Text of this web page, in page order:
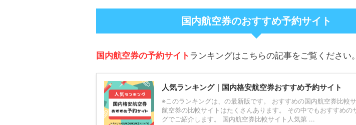
国内航空券のおすすめ予約サイト
国内航空券の予約サイト ランキングはこちらの記事をご覧ください。
人気ランキング｜国内格安航空券おすすめ予約サイト
※このランキングは、の最新版です。 おすすめの国内航空券比較
航空券の比較サイトはたくさんあります。 その中でもおすすめの
グでご紹介します。 国内航空券比較サイト人気第 ...